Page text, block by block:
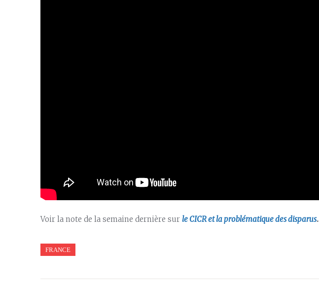
Voir la note de la semaine dernière sur le CICR et la problématique des disparus.
FRANCE